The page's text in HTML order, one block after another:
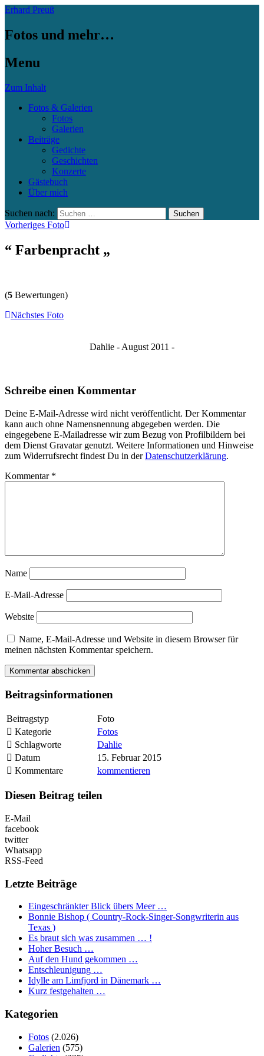
Erhard Preuß
Fotos und mehr…
Menu
Zum Inhalt
Fotos & Galerien
Fotos
Galerien
Beiträge
Gedichte
Geschichten
Konzerte
Gästebuch
Über mich
Suchen nach:
Vorheriges Foto
“ Farbenpracht „
(5 Bewertungen)
Nächstes Foto
Dahlie - August 2011 -
Schreibe einen Kommentar
Deine E-Mail-Adresse wird nicht veröffentlicht. Der Kommentar
kann auch ohne Namensnennung abgegeben werden. Die
eingegebene E-Mailadresse wir zum Bezug von Profilbildern bei
dem Dienst Gravatar genutzt. Weitere Informationen und Hinweise
zum Widerrufsrecht findest Du in derDatenschutzerklärung.
Kommentar *
Name
E-Mail-Adresse
Website
Name, E-Mail-Adresse und Website in diesem Browser für
meinen nächsten Kommentar speichern.
Beitragsinformationen
Beitragstyp
Foto
Kategorie
Fotos
Schlagworte
Dahlie
Datum
15. Februar 2015
Kommentare
kommentieren
Diesen Beitrag teilen
E-Mail
facebook
twitter
Whatsapp
RSS-Feed
Letzte Beiträge
Eingeschränkter Blick übers Meer …
Bonnie Bishop ( Country-Rock-Singer-Songwriterin aus
Texas )
Es braut sich was zusammen … !
Hoher Besuch …
Auf den Hund gekommen …
Entschleunigung …
Idylle am Limfjord in Dänemark …
Kurz festgehalten …
Kategorien
Fotos (2.026)
Galerien (575)